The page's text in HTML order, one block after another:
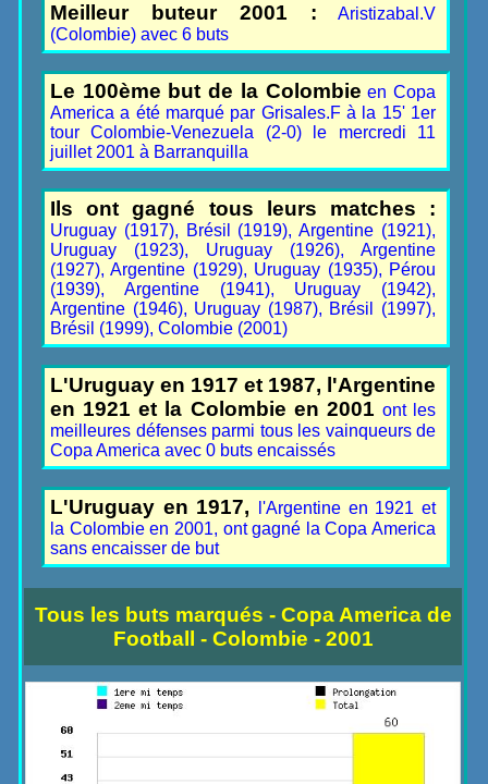
Meilleur buteur 2001 : Aristizabal.V
(Colombie) avec 6 buts
Le 100ème but de la Colombie en Copa
America a été marqué par Grisales.F à la 15' 1er
tour Colombie-Venezuela (2-0) le mercredi 11
juillet 2001 à Barranquilla
Ils ont gagné tous leurs matches :
Uruguay (1917), Brésil (1919), Argentine (1921),
Uruguay (1923), Uruguay (1926), Argentine
(1927), Argentine (1929), Uruguay (1935), Pérou
(1939), Argentine (1941), Uruguay (1942),
Argentine (1946), Uruguay (1987), Brésil (1997),
Brésil (1999), Colombie (2001)
L'Uruguay en 1917 et 1987, l'Argentine
en 1921 et la Colombie en 2001 ont les
meilleures défenses parmi tous les vainqueurs de
Copa America avec 0 buts encaissés
L'Uruguay en 1917,
l'Argentine en 1921 et
la Colombie en 2001, ont gagné la Copa America
sans encaisser de but
Tous les buts marqués - Copa America de
Football - Colombie - 2001